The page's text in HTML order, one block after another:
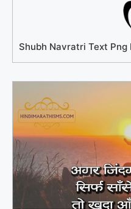
Shubh Navratri Text Png